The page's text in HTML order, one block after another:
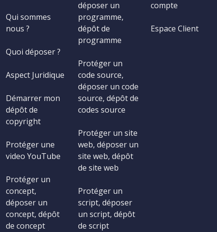
Qui sommes
nous ?
Quoi déposer ?
Aspect Juridique
Démarrer mon
dépôt de
copyright
Protéger une
video YouTube
Protéger un
concept,
déposer un
concept, dépôt
de concept
déposer un
programme,
dépôt de
programme
Protéger un
code source,
déposer un code
source, dépôt de
codes source
Protéger un site
web, déposer un
site web, dépôt
de site web
Protéger un
script, déposer
un script, dépôt
de script
compte
Espace Client